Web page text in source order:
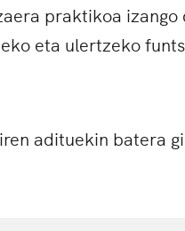
praktikoa izango
eta ulertzeko
adituekin batera